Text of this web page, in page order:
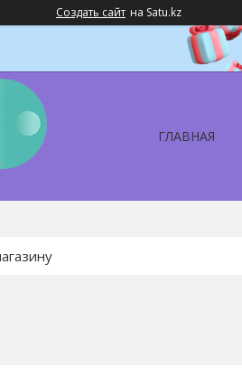
Создать сайт на Satu.kz
ГЛАВНАЯ